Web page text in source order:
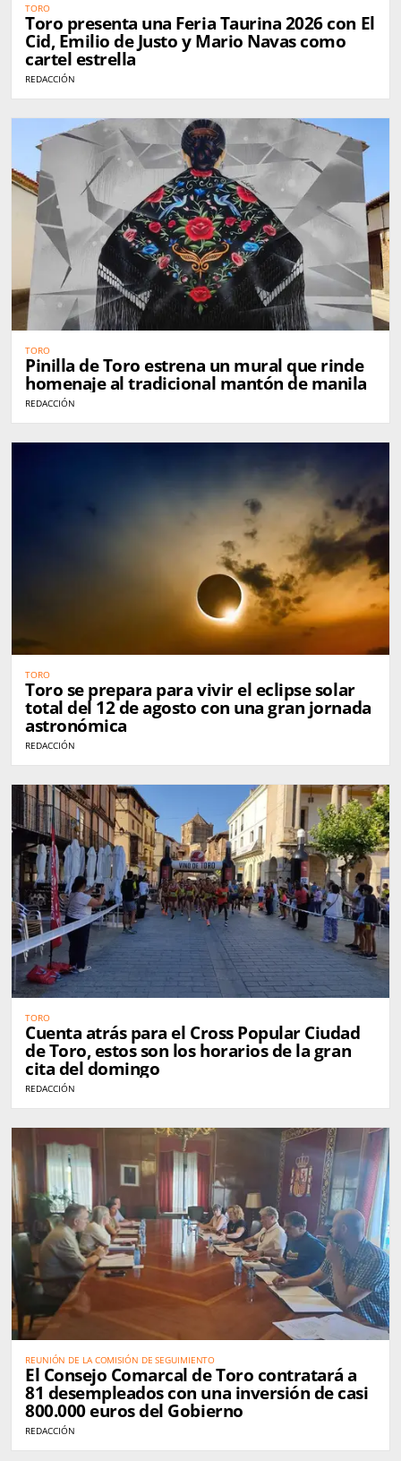
TORO
Toro presenta una Feria Taurina 2026 con El
Cid, Emilio de Justo y Mario Navas como
cartel estrella
REDACCIÓN
TORO
Pinilla de Toro estrena un mural que rinde
homenaje al tradicional mantón de manila
REDACCIÓN
TORO
Toro se prepara para vivir el eclipse solar
total del 12 de agosto con una gran jornada
astronómica
REDACCIÓN
TORO
Cuenta atrás para el Cross Popular Ciudad
de Toro, estos son los horarios de la gran
cita del domingo
REDACCIÓN
REUNIÓN DE LA COMISIÓN DE SEGUIMIENTO
El Consejo Comarcal de Toro contratará a
81 desempleados con una inversión de casi
800.000 euros del Gobierno
REDACCIÓN